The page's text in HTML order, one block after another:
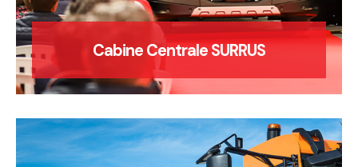
Cabine Centrale SURRUS